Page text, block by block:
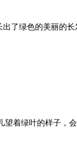
了绿色的美丽的长
着绿叶的样子，